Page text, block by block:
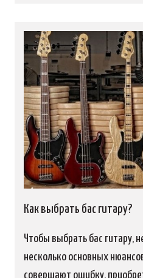
Как выбрать бас гитару?
Чтобы выбрать бас гитару,
несколько основных
совершают ошибку,